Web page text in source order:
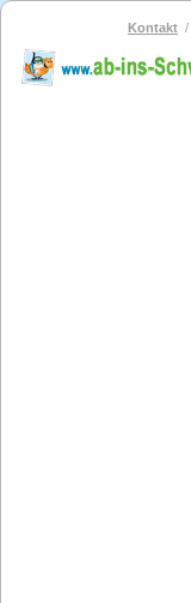
Kontakt